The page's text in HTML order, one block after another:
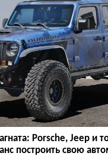
Porsche, Jeep и
построить свою